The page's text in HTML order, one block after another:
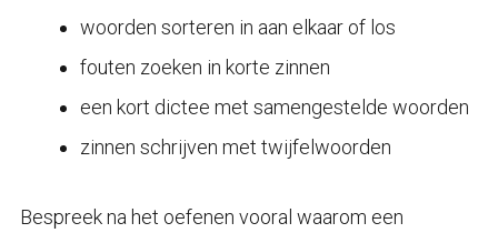
woorden sorteren in aan elkaar of los
fouten zoeken in korte zinnen
een kort dictee met samengestelde woorden
zinnen schrijven met twijfelwoorden
Bespreek na het oefenen vooral waarom een